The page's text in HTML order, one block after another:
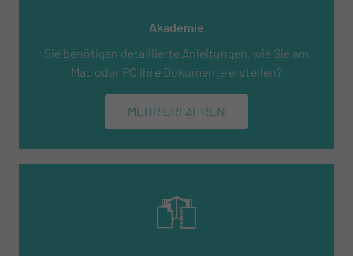
Akademie
Sie benötigen detaillierte Anleitungen, wie Sie am
Mac oder PC Ihre Dokumente erstellen?
MEHR ERFAHREN